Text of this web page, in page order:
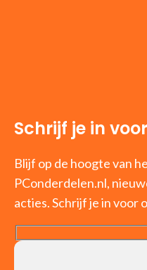
Schrijf je in
Blijf op de hoogte van
PConderdelen.nl,
acties. Schrijf je in voor